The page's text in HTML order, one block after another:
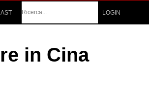
LOGIN
in Cina